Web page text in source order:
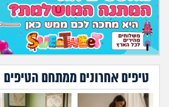
טיפים אחרונים ממתחם הטיפים